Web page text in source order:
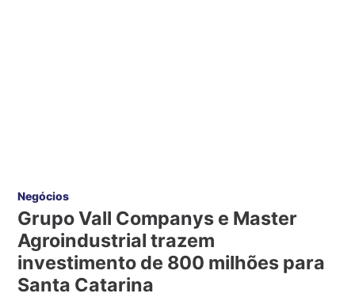
Negócios
Grupo Vall Companys e Master
Agroindustrial trazem
investimento de 800 milhões para
Santa Catarina